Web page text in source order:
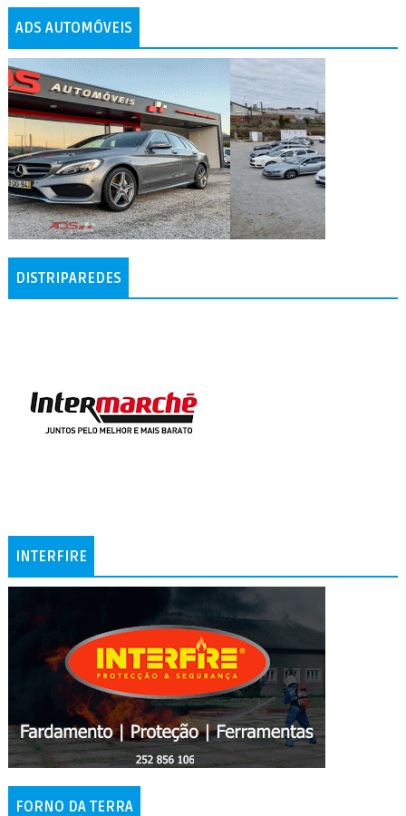
ADS AUTOMÓVEIS
DISTRIPAREDES
INTERFIRE
FORNO DA TERRA